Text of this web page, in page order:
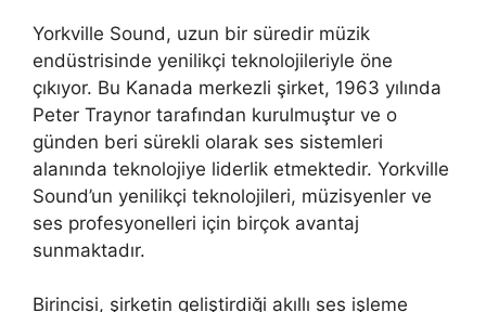
Yorkville Sound, uzun bir süredir müzik
endüstrisinde yenilikçi teknolojileriyle öne
çıkıyor. Bu Kanada merkezli şirket, 1963 yılında
Peter Traynor tarafından kurulmuştur ve o
günden beri sürekli olarak ses sistemleri
alanında teknolojiye liderlik etmektedir. Yorkville
Sound’un yenilikçi teknolojileri, müzisyenler ve
ses profesyonelleri için birçok avantaj
sunmaktadır.
Birincisi, şirketin geliştirdiği akıllı ses işleme